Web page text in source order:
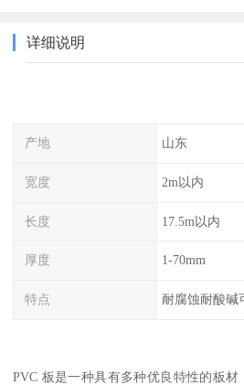
详细说明
产地 山东
宽度 2m以内
长度 17.5m以内
厚度 1-70mm
特点 耐腐蚀耐酸碱
PVC 板是一种具有多种优良特性的板